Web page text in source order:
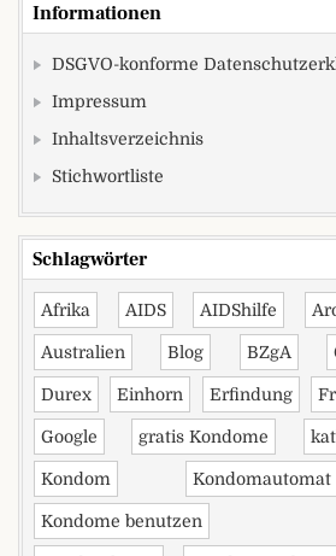
Informationen
DSGVO-konforme
Impressum
Inhaltsverzeichnis
Stichwortliste
Schlagwörter
Afrika AIDS AIDShilfe
Australien Blog BZgA
Durex Einhorn Erfindung
Google gratis Kondome
Kondom Kondomautomat
Kondome benutzen